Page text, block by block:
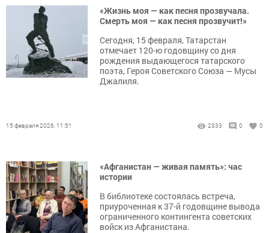
«Жизнь моя — как песня прозвучала.
Смерть моя — как песня прозвучит!»
Сегодня, 15 февраля, Татарстан
отмечает 120-ю годовщину со дня
рождения выдающегося татарского
поэта, Героя Советского Союза — Мусы
Джалиля.
15 февраля 2026, 11:51 2333 0 0
«Афганистан — живая память»: час
истории
В библиотеке состоялась встреча,
приуроченная к 37-й годовщине вывода
ограниченного контингента советских
войск из Афганистана.